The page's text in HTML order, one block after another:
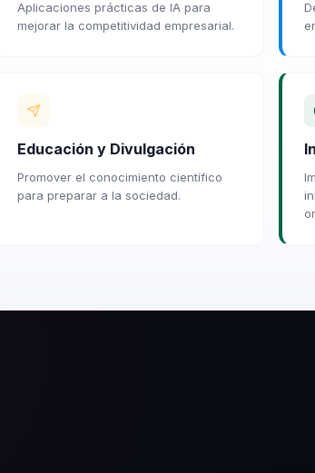
Aplicaciones prácticas de IA para
mejorar la competitividad empresarial.
Educación y Divulgación
Promover el conocimiento científico
para preparar a la sociedad.